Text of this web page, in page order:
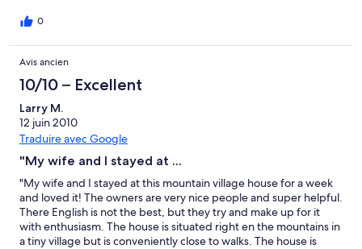
0
Avis ancien
10/10 – Excellent
Larry M.
12 juin 2010
Traduire avec Google
"My wife and I stayed at ...
"My wife and I stayed at this mountain village house for a week
and loved it! The owners are very nice people and super helpful.
There English is not the best, but they try and make up for it
with enthusiasm. The house is situated right en the mountains in
a tiny village but is conveniently close to walks. The house is